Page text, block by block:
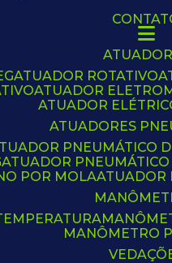
ATUADOR ROTATIVO
ATUADOR
ATUADOR
ATUADORES
PNEUMÁTICO
ATUADOR
POR MOLA
MANÔMETRO